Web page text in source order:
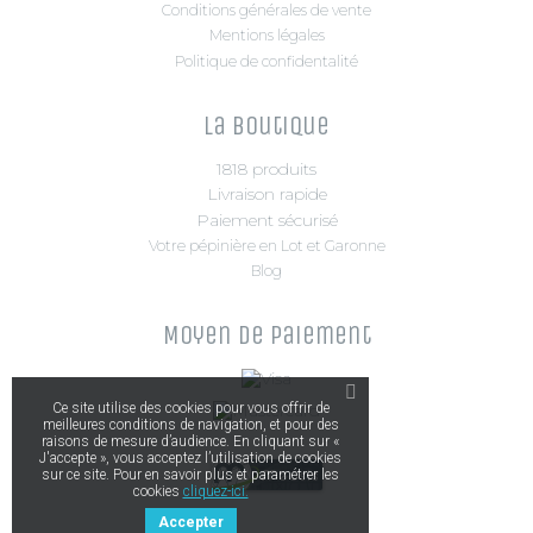
Conditions générales de vente
Mentions légales
Politique de confidentalité
La boutique
1818 produits
Livraison rapide
Paiement sécurisé
Votre pépinière en Lot et Garonne
Blog
Moyen de paiement
Ce site utilise des cookies pour vous offrir de
meilleures conditions de navigation, et pour des
raisons de mesure d’audience. En cliquant sur «
J'accepte », vous acceptez l’utilisation de cookies
sur ce site. Pour en savoir plus et paramétrer les
cookies cliquez-ici.
Accepter